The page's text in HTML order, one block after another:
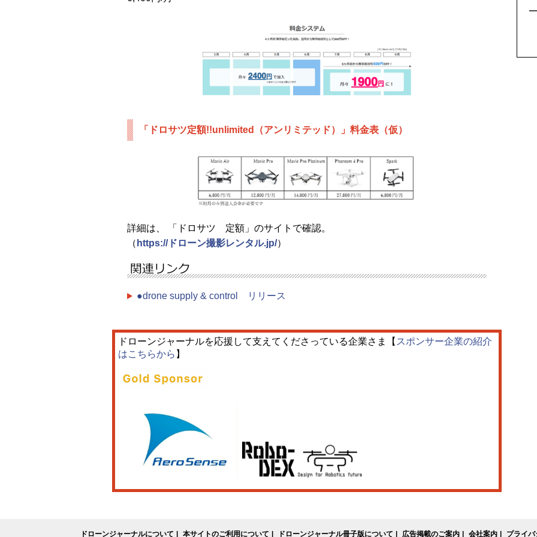
「ドロサツ定額!!unlimited（アンリミテッド）」料金表（仮）
詳細は、 「ドロサツ 定額」のサイトで確認。
（ https://ドローン撮影レンタル.jp/）
●drone supply & control リリース
ドローンジャーナルを応援して支えてくださっている企業さま【 スポンサー企業の紹介
はこちらから 】
ドローンジャーナルについて 本サイトのご利用について ドローンジャーナル冊子版について 広告掲載のご案内 会社案内 プライ